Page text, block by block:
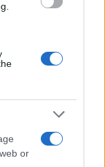
or
el estrés y